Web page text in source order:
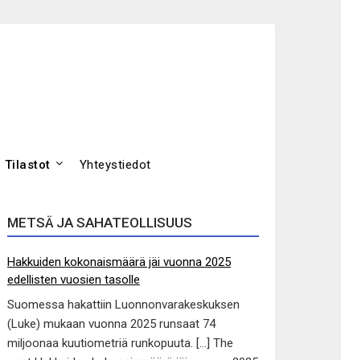
Tilastot Yhteystiedot
METSÄ JA SAHATEOLLISUUS
Hakkuiden kokonaismäärä jäi vuonna 2025
edellisten vuosien tasolle
Suomessa hakattiin Luonnonvarakeskuksen
(Luke) mukaan vuonna 2025 runsaat 74
miljoonaa kuutiometriä runkopuuta. […] The